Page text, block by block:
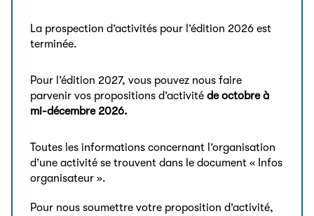
La prospection d’activités pour l’édition 2026 est
terminée.
Pour l’édition 2027, vous pouvez nous faire
parvenir vos propositions d’activitéde octobre à
mi-décembre 2026.
Toutes les informations concernant l’organisation
d’une activité se trouvent dans le document « Infos
organisateur ».
Pour nous soumettre votre proposition d’activité,